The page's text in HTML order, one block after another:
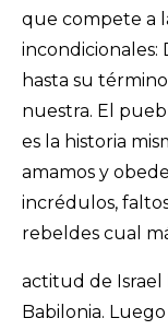
que compete a
incondicionales:
hasta su
nuestra. El
es la historia
amamos y
incrédulos,
rebeldes cual
actitud de Israel
Babilonia.